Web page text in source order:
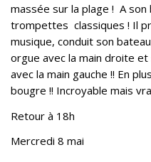
massée sur la plage ! A
trompettes classiques ! Il
musique, conduit son
orgue avec la main droite
avec la main gauche !! En
bougre !! Incroyable mais
Retour à 18h
Mercredi 8 mai